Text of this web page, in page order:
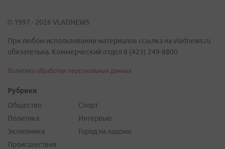
© 1997 - 2026 VLADNEWS
При любом использовании материалов ссылка на vladnews.ru
обязательна. Коммерческий отдел 8 (423) 249-8800
Политика обработки персональных данных
Рубрики
Общество
Политика
Экономика
Происшествия
Спорт
Интервью
Город на ладони